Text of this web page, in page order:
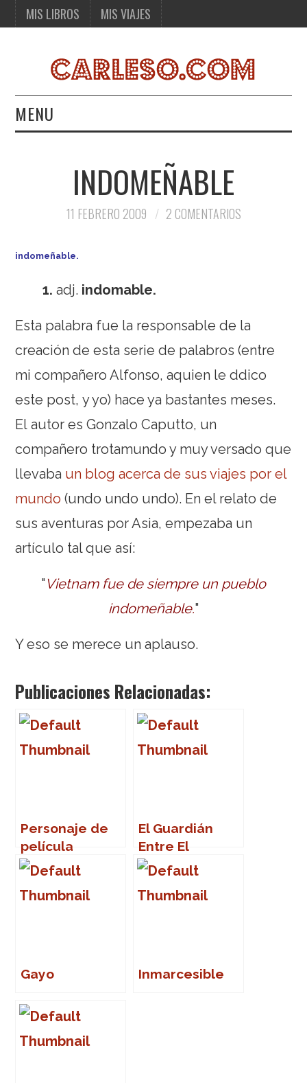
MIS LIBROS MIS VIAJES
MENU
MIS VIAJESINDOMEÑABLE
11 FEBRERO 2009 2 COMENTARIOS
indomeñable.
1.adj. indomable.
Esta palabra fue la responsable de la
creación de esta serie de palabros (entre
mi compañero Alfonso, aquien le ddico
este post, y yo) hace ya bastantes meses.
El autor es Gonzalo Caputto, un
compañero trotamundo y muy versado que
llevaba un blog acerca de sus viajes por el
mundo (undo undo undo). En el relato de
sus aventuras por Asia, empezaba un
artículo tal que así:
" Vietnam fue de siempre un pueblo
indomeñable."
Y eso se merece un aplauso.
Publicaciones Relacionadas:
Personaje de
película
El Guardián
Entre El
Centeno
Gayo Inmarcesible